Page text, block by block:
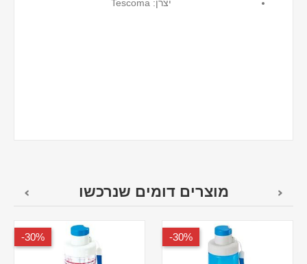
יצרן: Tescoma
מוצרים דומים שנרכשו
30%-
30%-